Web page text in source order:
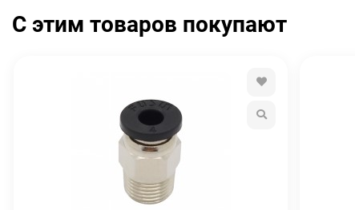
С этим товаров покупают